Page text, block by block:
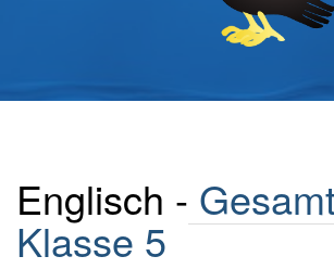
Englisch -
Klasse 5